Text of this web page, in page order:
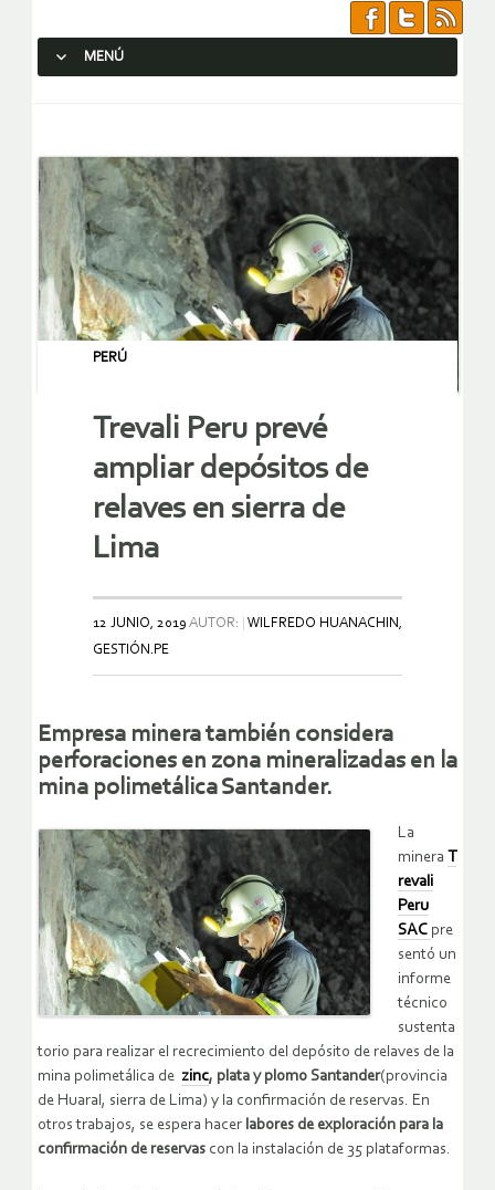
MENÚ
PERÚ
Trevali Peru prevé
ampliar depósitos de
relaves en sierra de
Lima
12 JUNIO, 2019 AUTOR:
WILFREDO HUANACHIN,
GESTIÓN.PE
Empresa minera también considera
perforaciones en zona mineralizadas en la
mina polimetálica Santander.
La
minera
revali
Peru
SAC pre
sentó un
informe
técnico
sustenta
torio para realizar el recrecimiento del depósito de relaves de la
mina polimetálica de zinc, plata y plomo Santander(provincia
de Huaral, sierra de Lima) y la confirmación de reservas. En
otros trabajos, se espera hacer labores de exploración para la
confirmación de reservas con la instalación de 35 plataformas.